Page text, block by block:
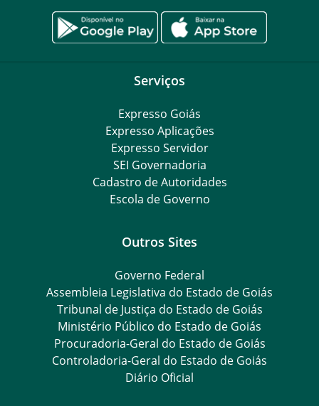
Serviços
Expresso Goiás
Expresso Aplicações
Expresso Servidor
SEI Governadoria
Cadastro de Autoridades
Escola de Governo
Outros Sites
Governo Federal
Assembleia Legislativa do Estado de Goiás
Tribunal de Justiça do Estado de Goiás
Ministério Público do Estado de Goiás
Procuradoria-Geral do Estado de Goiás
Controladoria-Geral do Estado de Goiás
Diário Oficial